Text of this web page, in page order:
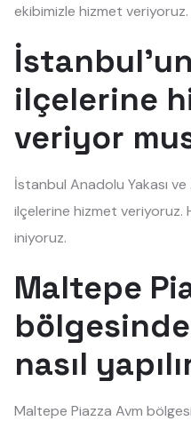
ekibimizle hizmet veriyoruz.
ilçelerine
veriyor
İstanbul Anadolu Yakası ve
ilçelerine hizmet veriyoruz.
iniyoruz.
Maltepe
bölgesinde
nasıl
Maltepe Piazza Avm